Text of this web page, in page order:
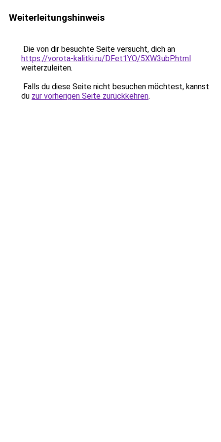
Weiterleitungshinweis
Die von dir besuchte Seite versucht, dich an
https://vorota-kalitki.ru/DFet1YO/5XW3ubP.html
weiterzuleiten.
Falls du diese Seite nicht besuchen möchtest, kannst
du zur vorherigen Seite zurückkehren.